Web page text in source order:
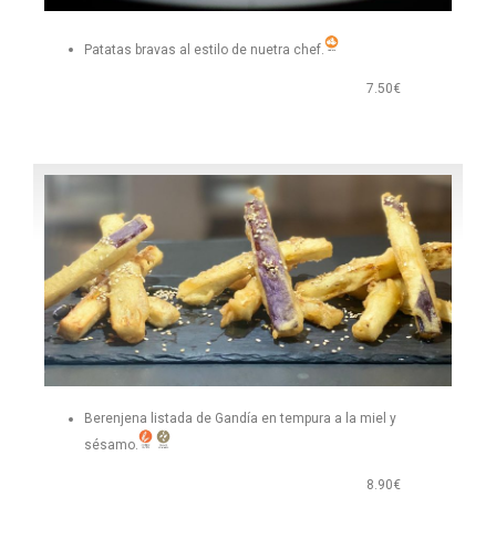
Patatas bravas al estilo de nuetra chef.
7.50€
Berenjena listada de Gandía en tempura a la miel y
sésamo.
8.90€